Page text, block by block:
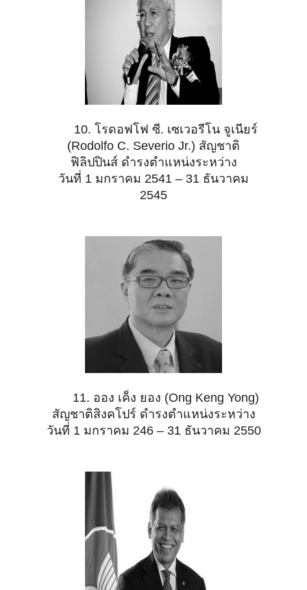
10. โรดอฟโฟ ซี. เซเวอรีโน จูเนียร์
(Rodolfo C. Severio Jr.) สัญชาติ
ฟิลิปปินส์ ดำรงตำแหน่งระหว่าง
วันที่ 1 มกราคม 2541 – 31 ธันวาคม
2545
11. ออง เค็ง ยอง (Ong Keng Yong)
สัญชาติสิงคโปร์ ดำรงตำแหน่งระหว่าง
วันที่ 1 มกราคม 246 – 31 ธันวาคม 2550